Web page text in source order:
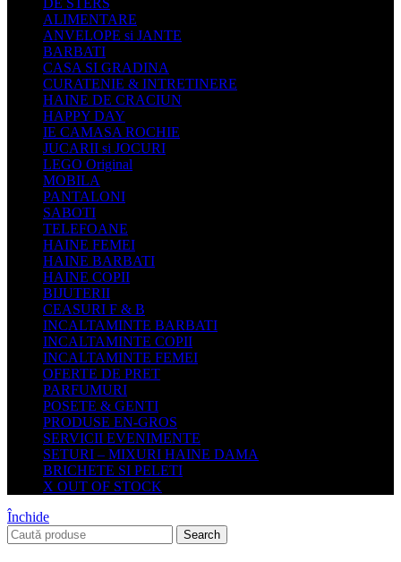
DE STERS
ALIMENTARE
ANVELOPE si JANTE
BARBATI
CASA SI GRADINA
CURATENIE & INTRETINERE
HAINE DE CRACIUN
HAPPY DAY
IE CAMASA ROCHIE
JUCARII si JOCURI
LEGO Original
MOBILA
PANTALONI
SABOTI
TELEFOANE
HAINE FEMEI
HAINE BARBATI
HAINE COPII
BIJUTERII
CEASURI F & B
INCALTAMINTE BARBATI
INCALTAMINTE COPII
INCALTAMINTE FEMEI
OFERTE DE PRET
PARFUMURI
POSETE & GENTI
PRODUSE EN-GROS
SERVICII EVENIMENTE
SETURI – MIXURI HAINE DAMA
BRICHETE SI PELETI
X OUT OF STOCK
Închide
Search